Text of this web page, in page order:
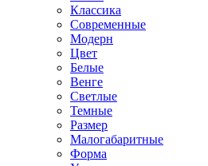
Классика
Современные
Модерн
Цвет
Белые
Венге
Светлые
Темные
Размер
Малогабаритные
Форма